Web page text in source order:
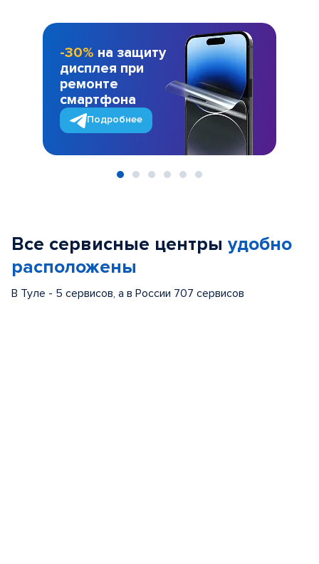
-30% на защиту
дисплея при
ремонте
смартфона
Подробнее
Все сервисные центры удобно
расположены
В Туле - 5 сервисов, а в России 707 сервисов